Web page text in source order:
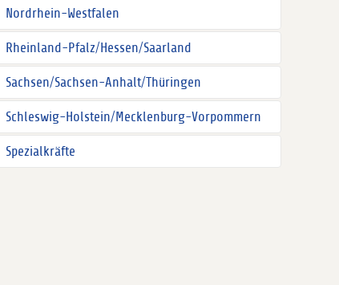
Nordrhein-Westfalen
Rheinland-Pfalz/Hessen/Saarland
Sachsen/Sachsen-Anhalt/Thüringen
Schleswig-Holstein/Mecklenburg-Vorpommern
Spezialkräfte